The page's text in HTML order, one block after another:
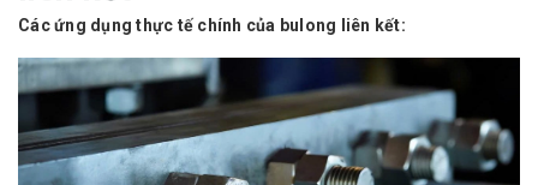
Các ứng dụng thực tế chính của bulong liên kết: